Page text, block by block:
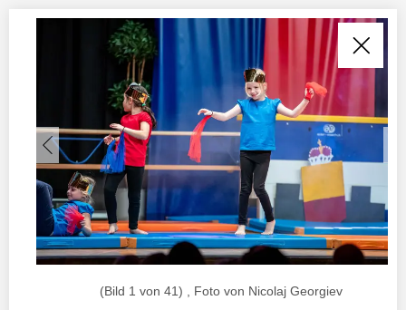
(Bild 1 von 41) , Foto von Nicolaj Georgiev